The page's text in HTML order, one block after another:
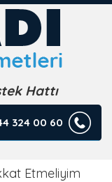
Hattı
324 00 60
Etmeliyim